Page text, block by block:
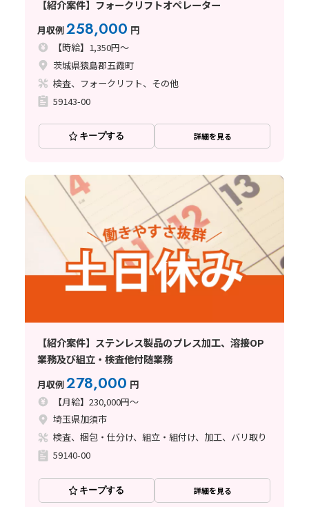
【紹介案件】フォークリフトオペレーター
月収例258,000 円
【時給】1,350円～
茨城県猿島郡五霞町
検査、フォークリフト、その他
59143-00
キープする 詳細を見る
【紹介案件】ステンレス製品のプレス加工、溶接OP
業務及び組立・検査他付随業務
月収例278,000 円
【月給】230,000円～
埼玉県加須市
検査、梱包・仕分け、組立・組付け、加工、バリ取り
59140-00
キープする 詳細を見る